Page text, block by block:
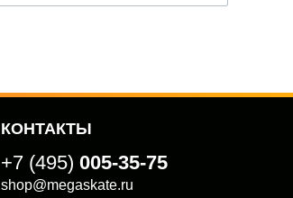
КОНТАКТЫ
+7 (495) 005-35-75
shop@megaskate.ru